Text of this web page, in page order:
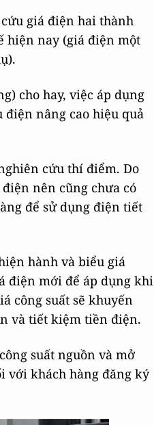
giá điện hai thành
hiện nay (giá điện một
cho hay, việc áp dụng
điện nâng cao hiệu quả
cứu thí điểm. Do
nên cũng chưa có
để sử dụng điện tiết
hành và biểu giá
điện mới để áp dụng khi
công suất sẽ khuyến
và tiết kiệm tiền điện.
suất nguồn và mở
với khách hàng đăng ký